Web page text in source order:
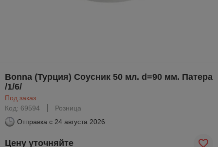
Bonna (Турция) Соусник 50 мл. d=90 мм. Патера
/1/6/
Под заказ
Код: 69594
Розница
Отправка с 24 августа 2026
Цену уточняйте